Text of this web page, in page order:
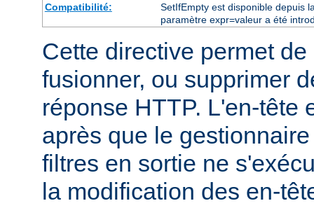
Compatibilité:
SetIfEmpty est disponible depuis
paramètre expr=valeur a été
Cette directive permet de
fusionner, ou supprimer
réponse HTTP. L'en-tête
après que le
filtres en sortie ne
la modification des en-